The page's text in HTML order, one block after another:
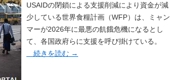
USAIDの閉鎖による支援削減により資金が減
少している世界食糧計画（WFP）は、ミャン
マーが2026年に最悪の飢餓危機になるとし
て、各国政府らに支援を呼び掛けている。
続きを読む →